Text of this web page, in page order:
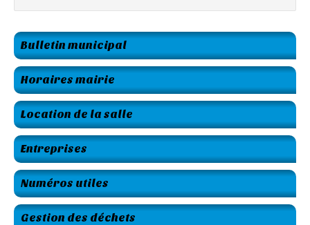
Bulletin municipal
Horaires mairie
Location de la salle
Entreprises
Numéros utiles
Gestion des déchets